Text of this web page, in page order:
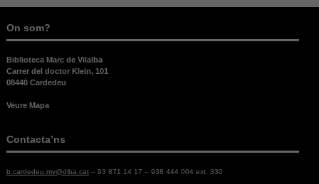
On som?
Biblioteca Marc de Vilalba
Carrer del doctor Klein, 101
08440 Cardedeu
Veure Mapa
Contacta’ns
b.cardedeu.mv@diba.cat– 93 871 14 17 – 938 444 004 ext. 330
Estadístiques
la nostra web
nostre lloc
el millor